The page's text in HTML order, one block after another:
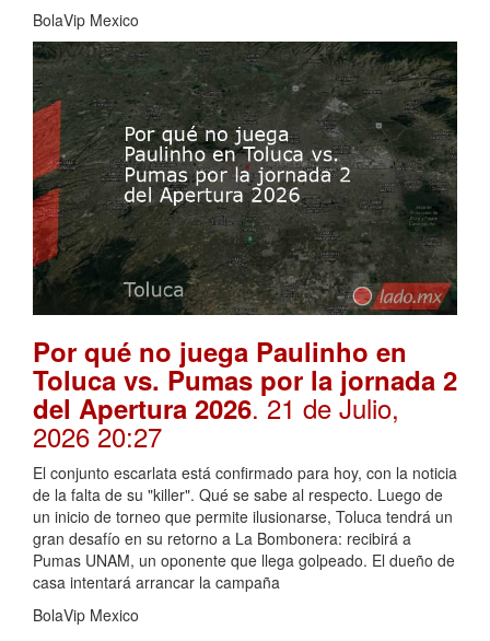
BolaVip Mexico
Por qué no juega Paulinho en
Toluca vs. Pumas por la jornada 2
del Apertura 2026. 21 de Julio,
2026 20:27
El conjunto escarlata está confirmado para hoy, con la noticia
de la falta de su "killer". Qué se sabe al respecto. Luego de
un inicio de torneo que permite ilusionarse, Toluca tendrá un
gran desafío en su retorno a La Bombonera: recibirá a
Pumas UNAM, un oponente que llega golpeado. El dueño de
casa intentará arrancar la campaña
BolaVip Mexico